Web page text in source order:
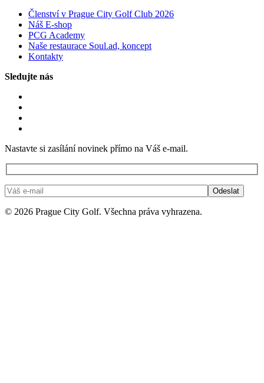
Členství v Prague City Golf Club 2026
Náš E-shop
PCG Academy
Naše restaurace Soul.ad, koncept
Kontakty
Sledujte nás
Nastavte si zasílání novinek přímo na Váš e-mail.
© 2026 Prague City Golf. Všechna práva vyhrazena.